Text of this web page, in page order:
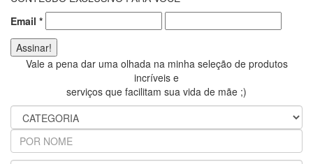
Email *
Vale a pena dar uma olhada na minha seleção de produtos
incríveis e
serviços que facilitam sua vida de mãe ;)